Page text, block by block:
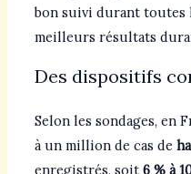
bon suivi durant toutes
meilleurs résultats
Des dispositifs
Selon les sondages, en
à un million de cas de
enregistrés, soit 6 % à